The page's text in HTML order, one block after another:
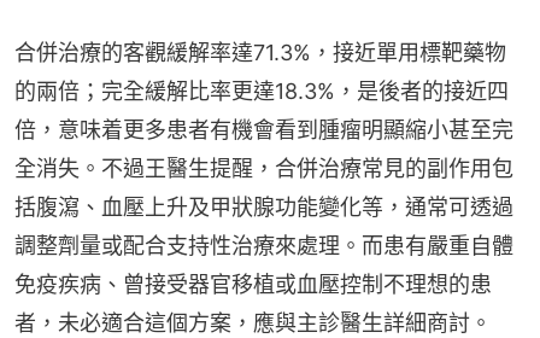
合併治療的客觀緩解率達71.3%，接近單用標靶藥物
的兩倍；完全緩解比率更達18.3%，是後者的接近四
倍，意味着更多患者有機會看到腫瘤明顯縮小甚至完
全消失。不過王醫生提醒，合併治療常見的副作用包
括腹瀉、血壓上升及甲狀腺功能變化等，通常可透過
調整劑量或配合支持性治療來處理。而患有嚴重自體
免疫疾病、曾接受器官移植或血壓控制不理想的患
者，未必適合這個方案，應與主診醫生詳細商討。